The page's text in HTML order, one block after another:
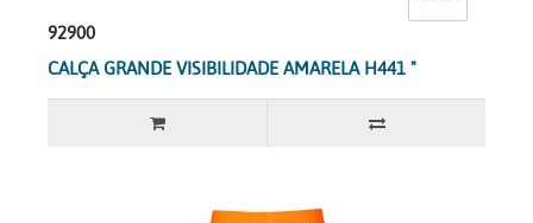
92900
CALÇA GRANDE VISIBILIDADE AMARELA H441 "